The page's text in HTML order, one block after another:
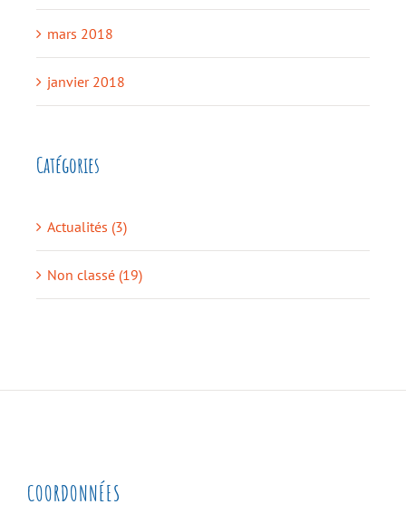
mars 2018
janvier 2018
Catégories
Actualités (3)
Non classé (19)
COORDONNÉES